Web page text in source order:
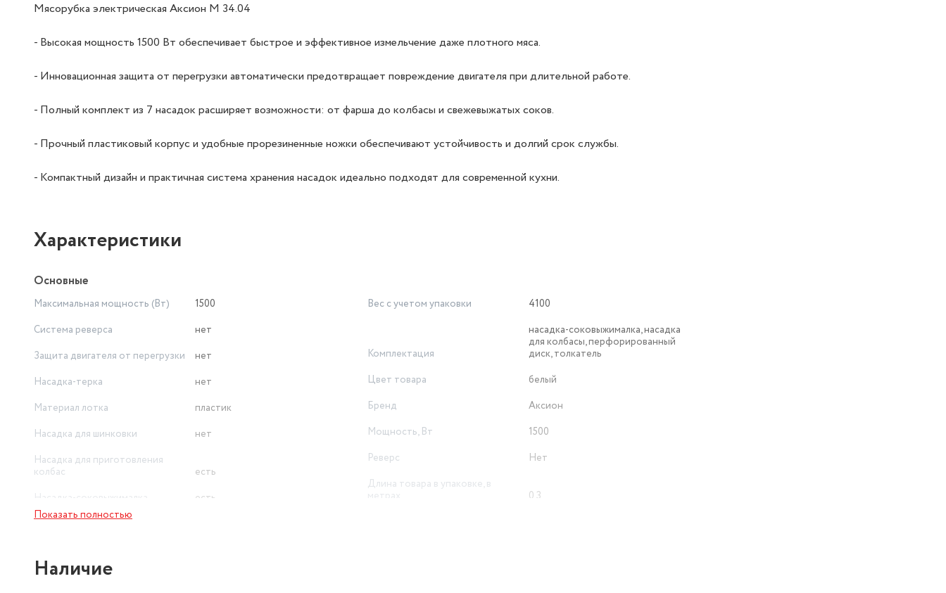
Мясорубка электрическая Аксион М 34.04
- Высокая мощность 1500 Вт обеспечивает быстрое и эффективное измельчение даже плотного мяса.
- Инновационная защита от перегрузки автоматически предотвращает повреждение двигателя при длительной работе.
- Полный комплект из 7 насадок расширяет возможности: от фарша до колбасы и свежевыжатых соков.
- Прочный пластиковый корпус и удобные прорезиненные ножки обеспечивают устойчивость и долгий срок службы.
- Компактный дизайн и практичная система хранения насадок идеально подходят для современной кухни.
Характеристики
Основные
Максимальная мощность (Вт)
1500
Система реверса
нет
Защита двигателя от перегрузки
нет
Насадка-терка
нет
Материал лотка
пластик
Насадка для шинковки
нет
Насадка для приготовления
колбас
есть
есть
Системы защиты
Вес с учетом упаковки 4100
Комплектация
насадка-соковыжималка, насадка
для колбасы, перфорированный
диск, толкатель
Цвет товара
белый
Бренд
Аксион
Мощность, Вт
1500
Реверс
Нет
Длина товара в упаковке, в
0.3
Показать полностью
Наличие